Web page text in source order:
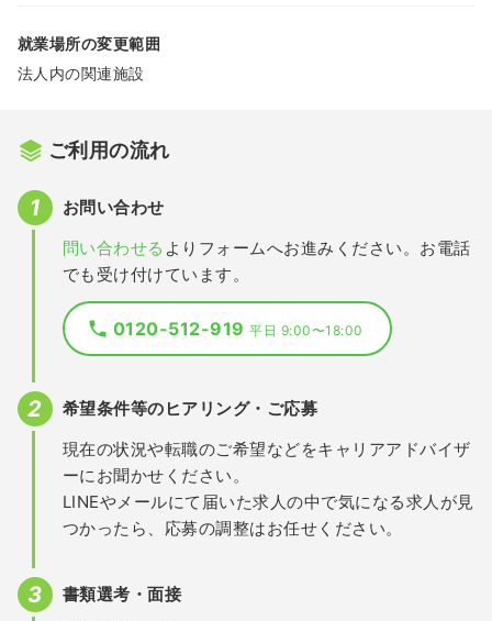
就業場所の変更範囲
法人内の関連施設
ご利用の流れ
お問い合わせ
問い合わせる よりフォームへお進みください。お電話
でも受け付けています。
0120-512-919平日 9:00〜18:00
希望条件等のヒアリング・ご応募
現在の状況や転職のご希望などをキャリアアドバイザ
ーにお聞かせください。
LINEやメールにて届いた求人の中で気になる求人が見
つかったら、応募の調整はお任せください。
書類選考・面接